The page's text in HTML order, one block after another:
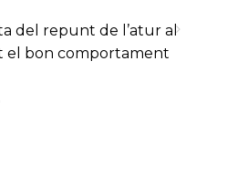
del repunt de l’atur al
el bon comportament